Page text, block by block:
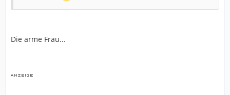
Die arme Frau...